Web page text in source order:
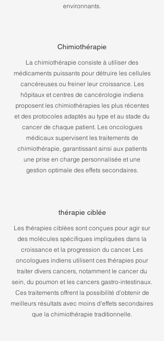
environnants.
Chimiothérapie
La chimiothérapie consiste à utiliser des
médicaments puissants pour détruire les cellules
cancéreuses ou freiner leur croissance. Les
hôpitaux et centres de cancérologie indiens
proposent les chimiothérapies les plus récentes
et des protocoles adaptés au type et au stade du
cancer de chaque patient. Les oncologues
médicaux supervisent les traitements de
chimiothérapie, garantissant ainsi aux patients
une prise en charge personnalisée et une
gestion optimale des effets secondaires.
thérapie ciblée
Les thérapies ciblées sont conçues pour agir sur
des molécules spécifiques impliquées dans la
croissance et la progression du cancer. Les
oncologues indiens utilisent ces thérapies pour
traiter divers cancers, notamment le cancer du
sein, du poumon et les cancers gastro-intestinaux.
Ces traitements offrent la possibilité d'obtenir de
meilleurs résultats avec moins d'effets secondaires
que la chimiothérapie traditionnelle.